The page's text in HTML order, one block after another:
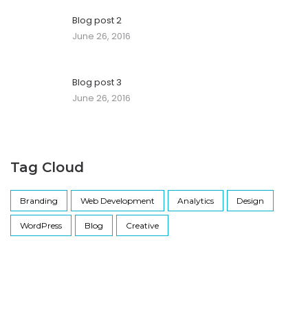
Blog post 2
June 26, 2016
Blog post 3
June 26, 2016
Tag Cloud
Branding Web Development Analytics Design
WordPress Blog Creative